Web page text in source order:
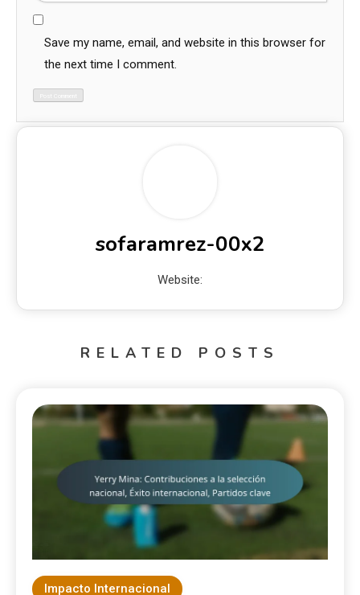
Save my name, email, and website in this browser for
the next time I comment.
sofaramrez-00x2
Website:
RELATED POSTS
Impacto Internacional